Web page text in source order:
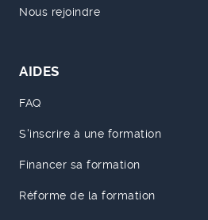
Nous rejoindre
AIDES
FAQ
S'inscrire à une formation
Financer sa formation
Réforme de la formation